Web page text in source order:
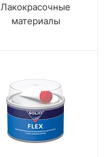
Лакокрасочные
материалы